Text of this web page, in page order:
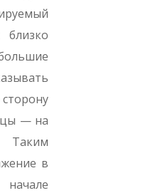
близко
— на
Таким
в